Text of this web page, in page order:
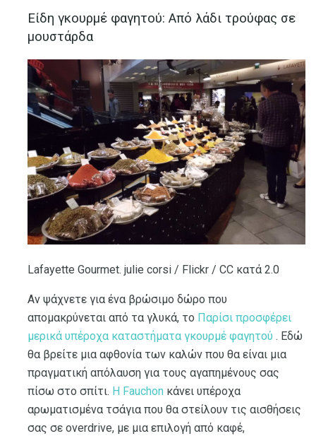
Είδη γκουρμέ φαγητού: Από λάδι τρούφας σε
μουστάρδα
Lafayette Gourmet. julie corsi / Flickr / CC κατά 2.0
Αν ψάχνετε για ένα βρώσιμο δώρο που
απομακρύνεται από τα γλυκά, το Παρίσι προσφέρει
μερικά υπέροχα καταστήματα γκουρμέ φαγητού . Εδώ
θα βρείτε μια αφθονία των καλών που θα είναι μια
πραγματική απόλαυση για τους αγαπημένους σας
πίσω στο σπίτι. Η Fauchon κάνει υπέροχα
αρωματισμένα τσάγια που θα στείλουν τις αισθήσεις
σας σε overdrive, με μια επιλογή από καφέ,